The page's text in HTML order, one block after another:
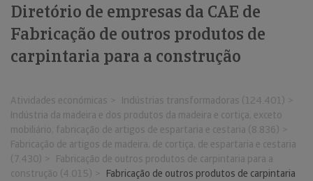
Diretório de empresas da CAE de
Fabricação de outros produtos de
carpintaria para a construção
Atividades económicas
Indústrias transformadoras (124.401)
Indústria da madeira e dos produtos da madeira e cortiça, exceto
mobiliário, fabricação de artigos de espartaria e cestaria (8.836)
Fabricação de artigos de madeira, de cortiça, de espartaria e cestaria
(7.430)
Fabricação de outros produtos de carpintaria para a
construção (4.015)
Fabricação de outros produtos de carpintaria